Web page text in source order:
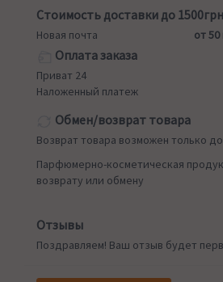
Стоимость доставки до 1500грн
Новая почта от 50
Оплата заказа
Приват 24
Наложенный платеж
Обмен/возврат товара
Возврат товара возможен только
Парфюмерно-косметическая
возврату или обмену
Отзывы
Поздравляем! Ваш отзыв будет